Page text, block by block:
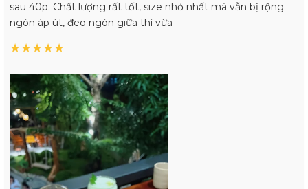
sau 40p. Chất lượng rất tốt, size nhỏ nhất mà vẫn bị rộng
ngón áp út, đeo ngón giữa thì vừa
★★★★★